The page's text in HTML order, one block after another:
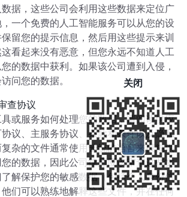
据，这些公司会利用这些数据来定位广
一个免费的人工智能服务可以从您的设
留您的提示信息，然后用这些提示来训
看起来没有恶意，但您永远不知道人工
的数据中获利。如果该公司遭到入侵，
问您的数据。
查协议
或服务如何处理您的数据，请阅读供应
议、主服务协议、条款和条件以及隐私
杂的文件通常使用笼统的语言来模糊供
的数据，因此公司律师应该审查这些文
解保护您的敏感数据（包括个人身份信
们可以熟练地解释这些文件，并在任何
关闭